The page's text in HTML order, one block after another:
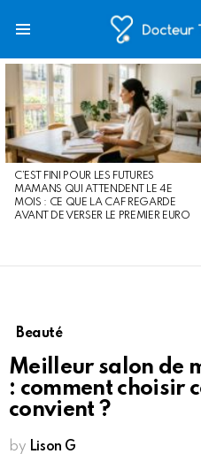
LATEST
STORIES
C’EST FINI POUR LES FUTURES
MAMANS QUI ATTENDENT LE 4E
MOIS : CE QUE LA CAF REGARDE
AVANT DE VERSER LE PREMIER EURO
Beauté
Meilleur salon de
: comment choisir
convient ?
by Lison G